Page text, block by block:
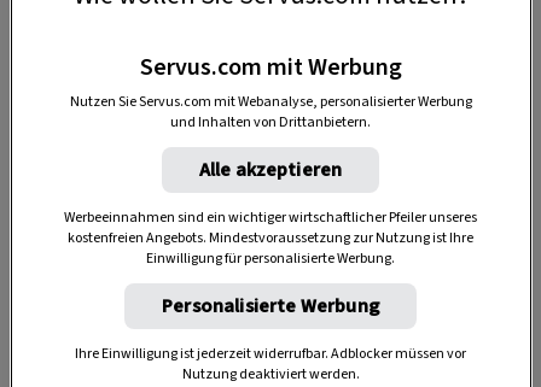
Wer macht den Sauerstoff?
. Sauerstoff ist der Abfall, der bei
der Fotosynthese entsteht (das bedeutet
„Lichtverwandlung“). Sie findet in den Zellen der
grünen Blätter statt und macht aus Licht und
Kohlendioxid Energie, damit die Pflanzen
wachsen können. Dies funktioniert also ganz
ähnlich wie bei dir – nur umgekehrt.
Servus.com mit Werbung
Nutzen Sie Servus.com mit Webanalyse, personalisierter Werbung
und Inhalten von Drittanbietern.
Alle akzeptieren
Werbeeinnahmen sind ein wichtiger wirtschaftlicher Pfeiler unseres
kostenfreien Angebots. Mindestvoraussetzung zur Nutzung ist Ihre
Einwilligung für personalisierte Werbung.
Personalisierte Werbung
Ihre Einwilligung ist jederzeit widerrufbar. Adblocker müssen vor
Nutzung deaktiviert werden.